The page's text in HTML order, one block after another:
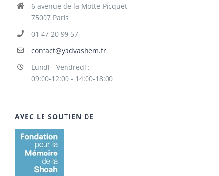
6 avenue de la Motte-Picquet
75007 Paris
01 47 20 99 57
contact@yadvashem.fr
Lundi - Vendredi :
09:00-12:00 - 14:00-18:00
AVEC LE SOUTIEN DE